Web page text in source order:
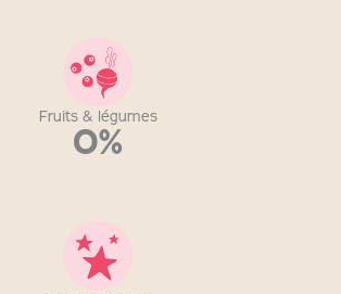
Fruits & légumes
0%